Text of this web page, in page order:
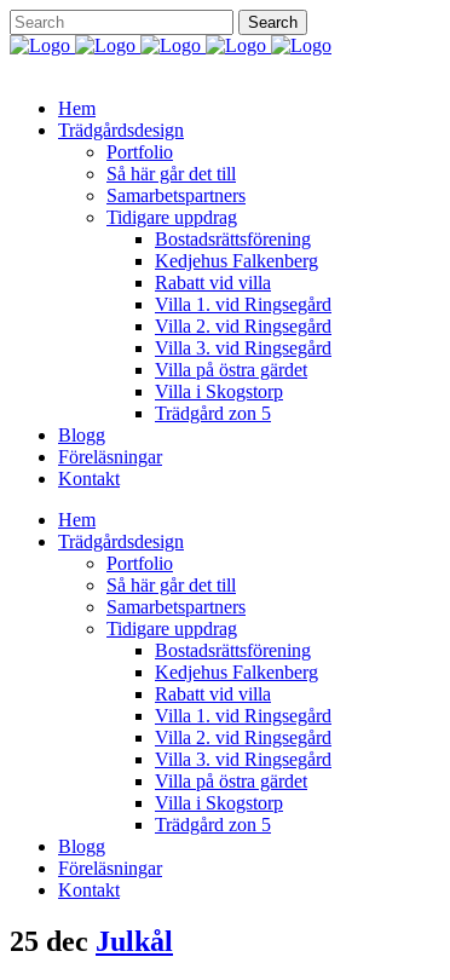
Hem
Trädgårdsdesign
Portfolio
Så här går det till
Samarbetspartners
Tidigare uppdrag
Bostadsrättsförening
Kedjehus Falkenberg
Rabatt vid villa
Villa 1. vid Ringsegård
Villa 2. vid Ringsegård
Villa 3. vid Ringsegård
Villa på östra gärdet
Villa i Skogstorp
Trädgård zon 5
Blogg
Föreläsningar
Kontakt
Hem
Trädgårdsdesign
Portfolio
Så här går det till
Samarbetspartners
Tidigare uppdrag
Bostadsrättsförening
Kedjehus Falkenberg
Rabatt vid villa
Villa 1. vid Ringsegård
Villa 2. vid Ringsegård
Villa 3. vid Ringsegård
Villa på östra gärdet
Villa i Skogstorp
Trädgård zon 5
Blogg
Föreläsningar
Kontakt
25 dec Julkål